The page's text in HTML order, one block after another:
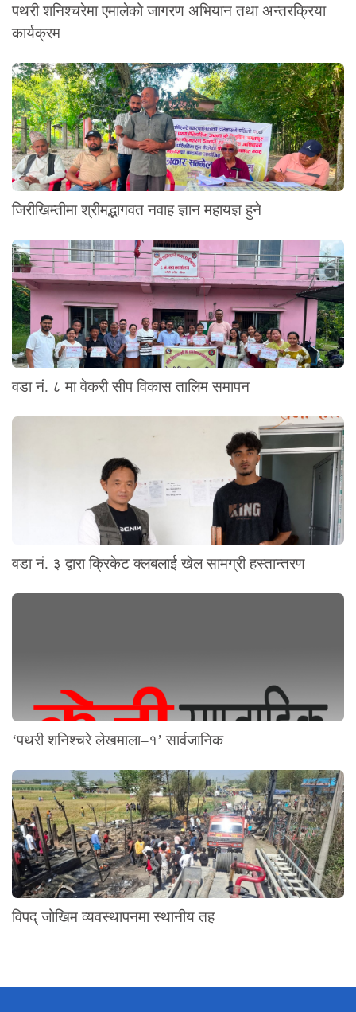
पथरी शनिश्चरेमा एमालेको जागरण अभियान तथा अन्तरक्रिया
कार्यक्रम
जिरीखिम्तीमा श्रीमद्भागवत नवाह ज्ञान महायज्ञ हुने
वडा नं. ८ मा वेकरी सीप विकास तालिम समापन
वडा नं. ३ द्वारा क्रिकेट क्लबलाई खेल सामग्री हस्तान्तरण
‘पथरी शनिश्चरे लेखमाला–१’ सार्वजानिक
विपद् जोखिम व्यवस्थापनमा स्थानीय तह